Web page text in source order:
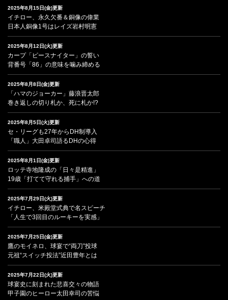
2025年8月15日(金)更新
イチロー、永久欠番＆銅像の偉業
日本人銅像1号はレイズ岩村明憲
2025年8月12日(火)更新
カープ「ピースナイター」の誓い
背番号「86」の意味を噛み締める
2025年8月8日(金)更新
「ハマのジョーカー」藤浪晋太郎
巻き返しの切り札か、死に札か!?
2025年8月5日(火)更新
セ・リーグも27年からDH制導入
「職人」大田卓司語るDHの心得
2025年8月1日(金)更新
ロッテ寺地隆成の「日々是精進」
19歳「打てて守れる捕手」への道
2025年7月29日(火)更新
イチロー、米殿堂式典で名スピーチ
「人生で3回目のルーキーを実感」
2025年7月25日(金)更新
鷹のモイネロ、球宴で“両刀”投球
元祖“スイッチ投法”近田豊年とは
2025年7月22日(火)更新
球宴史に刻まれた悲喜交々の物語
甲子園のヒーロー太田幸司の苦悩